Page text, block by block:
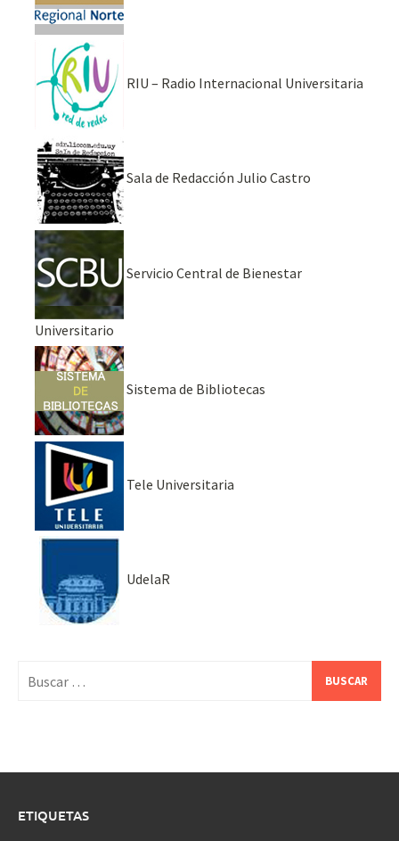
RIU – Radio Internacional Universitaria
Sala de Redacción Julio Castro
Servicio Central de Bienestar
Universitario
Sistema de Bibliotecas
Tele Universitaria
UdelaR
ETIQUETAS